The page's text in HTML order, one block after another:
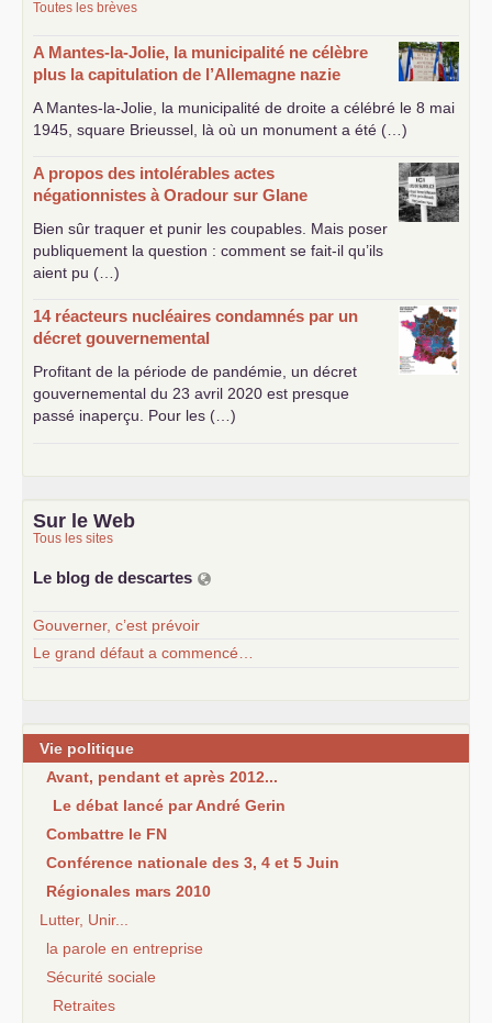
Toutes les brèves
A Mantes-la-Jolie, la municipalité ne célèbre
plus la capitulation de l’Allemagne nazie
A Mantes-la-Jolie, la municipalité de droite a célébré le 8 mai
1945, square Brieussel, là où un monument a été (…)
A propos des intolérables actes
négationnistes à Oradour sur Glane
Bien sûr traquer et punir les coupables. Mais poser
publiquement la question : comment se fait-il qu’ils
aient pu (…)
14 réacteurs nucléaires condamnés par un
décret gouvernemental
Profitant de la période de pandémie, un décret
gouvernemental du 23 avril 2020 est presque
passé inaperçu. Pour les (…)
Sur le Web
Tous les sites
Le blog de descartes
Gouverner, c’est prévoir
Le grand défaut a commencé…
Vie politique
Avant, pendant et après 2012...
Le débat lancé par André Gerin
Combattre le FN
Conférence nationale des 3, 4 et 5 Juin
Régionales mars 2010
Lutter, Unir...
la parole en entreprise
Sécurité sociale
Retraites